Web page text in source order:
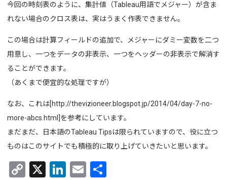
今回の時刻表のように、集計値（Tableau用語でメジャー）が含ま
れない場合のクロス表は、実はうまく作表できません。
この場合は計算フィールドの追加で、メジャーにダミー変数を二つ
用意し、一つをデータの非表示、一つをヘッダーの非表示で解消す
ることができます。
（あくまで便宜的な処理ですが）
なお、これは[http://thevizioneer.blogspot.jp/2014/04/day-7-no-
more-abcs.html]を参考にしています。
まだまだ、日本語のTableau Tipsは限られていますので、役に立つ
ものはこのサイトでも積極的に取り上げていきたいと思います。
C
X
Li
E